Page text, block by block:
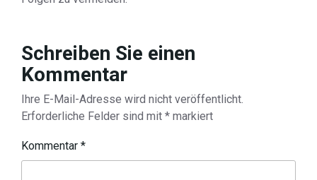
Schreiben Sie einen
Kommentar
Ihre E-Mail-Adresse wird nicht veröffentlicht.
Erforderliche Felder sind mit * markiert
Kommentar *